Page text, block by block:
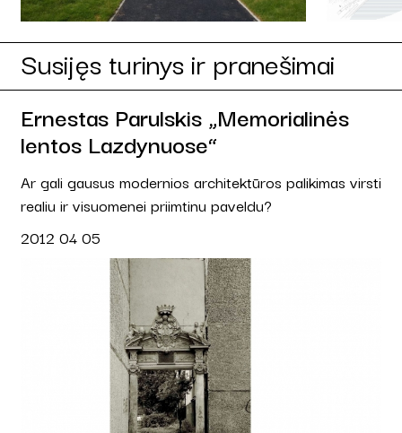
Susijęs turinys ir pranešimai
Ernestas Parulskis „Memorialinės
lentos Lazdynuose“
Ar gali gausus modernios architektūros palikimas virsti
realiu ir visuomenei priimtinu paveldu?
2012 04 05